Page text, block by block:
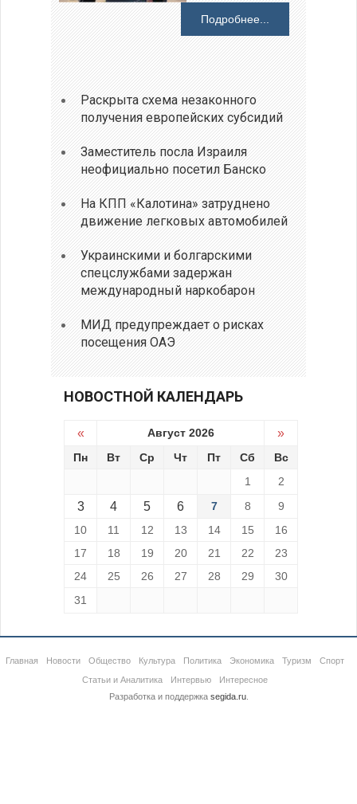
Подробнее...
Раскрыта схема незаконного
получения европейских субсидий
Заместитель посла Израиля
неофициально посетил Банско
На КПП «Калотина» затруднено
движение легковых автомобилей
Украинскими и болгарскими
спецслужбами задержан
международный наркобарон
МИД предупреждает о рисках
посещения ОАЭ
НОВОСТНОЙ КАЛЕНДАРЬ
« Август 2026 »
Пн Вт Ср Чт Пт Сб
Вс
1
2
3 4 5 6 7 8
9
10
11 12 13 14 15
16
17
18 19 20 21 22
23
24
25 26 27 28 29
30
31
Главная Новости Общество Культура Политика Экономика Туризм
Спорт
Статьи и Аналитика
Интервью
Интересное
Разработка и поддержка segida.ru.